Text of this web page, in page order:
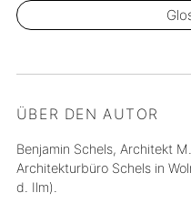
ÜBER DEN AUTOR
Benjamin Schels, Architekt
Architekturbüro Schels in
d. Ilm).